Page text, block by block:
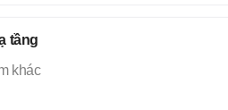
tầng
khác